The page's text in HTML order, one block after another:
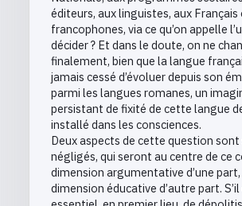
éditeurs, aux linguistes, aux Français
francophones, via ce qu’on appelle
décider ? Et dans le doute, on ne
finalement, bien que la langue
jamais cessé d’évoluer depuis son
parmi les langues romanes, un
persistant de fixité de cette langue
installé dans les consciences.
Deux aspects de cette question
négligés, qui seront au centre de ce
dimension argumentative d’une
dimension éducative d’autre part.